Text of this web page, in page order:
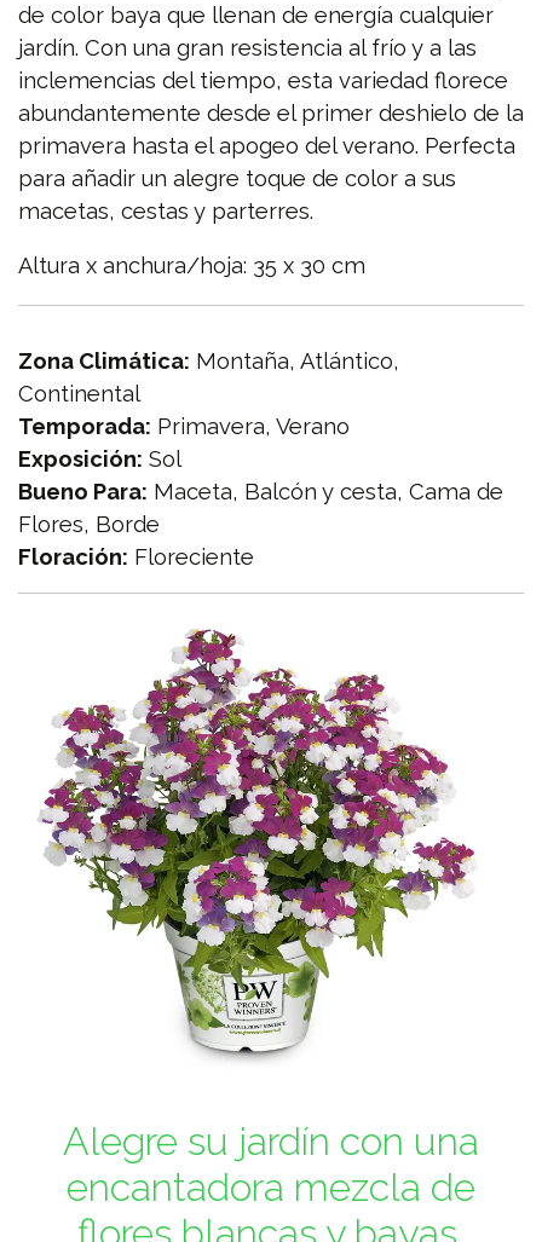
de color baya que llenan de energía cualquier
jardín. Con una gran resistencia al frío y a las
inclemencias del tiempo, esta variedad florece
abundantemente desde el primer deshielo de la
primavera hasta el apogeo del verano. Perfecta
para añadir un alegre toque de color a sus
macetas, cestas y parterres.
Altura x anchura/hoja: 35 x 30 cm
Zona Climática: Montaña, Atlántico,
Continental
Temporada: Primavera, Verano
Exposición: Sol
Bueno Para: Maceta, Balcón y cesta, Cama de
Flores, Borde
Floración: Floreciente
Alegre su jardín con una
encantadora mezcla de
flores blancas y bayas.